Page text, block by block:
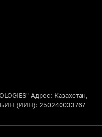
Адрес: Казахстан,
(ИИН): 250240033767